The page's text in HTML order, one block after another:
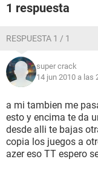
1 respuesta
RESPUESTA 1 / 1
super crack
14 jun 2010 a las
a mi tambien me
esto y encima te da
desde alli te bajas
copia los juegos a
azer eso TT espero